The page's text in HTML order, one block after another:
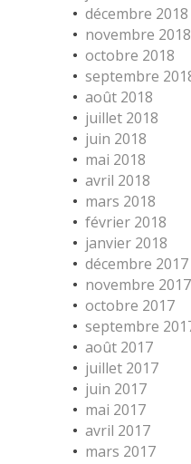
décembre 2018
novembre 2018
octobre 2018
septembre
août 2018
juillet 2018
juin 2018
mai 2018
avril 2018
mars 2018
février 2018
janvier 2018
décembre 2017
novembre 2017
octobre 2017
septembre
août 2017
juillet 2017
juin 2017
mai 2017
avril 2017
mars 2017